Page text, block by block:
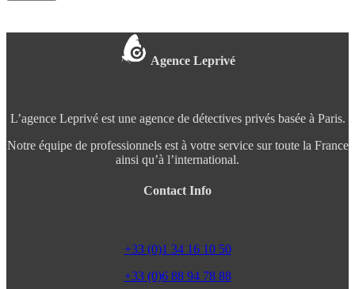
Agence Leprivé
L’agence Leprivé est une agence de détectives privés basée à Paris.
Notre équipe de professionnels est à votre service sur toute la France
ainsi qu’à l’international.
Contact Info
+33 (0)1 34 16 10 50
+33 (0)6 88 94 78 88